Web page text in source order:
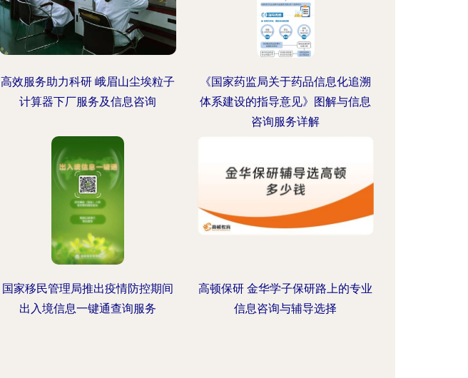
高效服务助力科研 峨眉山尘埃粒子
计算器下厂服务及信息咨询
《国家药监局关于药品信息化追溯
体系建设的指导意见》图解与信息
咨询服务详解
国家移民管理局推出疫情防控期间
出入境信息一键通查询服务
高顿保研 金华学子保研路上的专业
信息咨询与辅导选择